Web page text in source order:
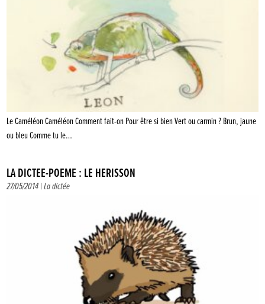
Le Caméléon Caméléon Comment fait-on Pour être si bien Vert ou carmin ? Brun, jaune
ou bleu Comme tu le…
LA DICTÉE-POÈME : LE HÉRISSON
27/05/2014 |La dictée